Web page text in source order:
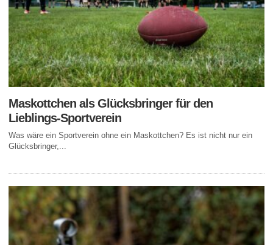
Maskottchen als Glücksbringer für den
Lieblings-Sportverein
Was wäre ein Sportverein ohne ein Maskottchen? Es ist nicht nur ein
Glücksbringer,...